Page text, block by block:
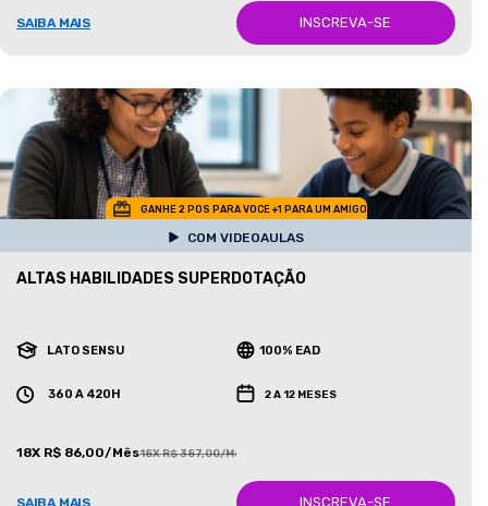
SAIBA MAIS INSCREVA-SE
GANHE 2 POS PARA VOCE +1 PARA UM AMIGO
COM VIDEOAULAS
ALTAS HABILIDADES SUPERDOTAÇÃO
LATO SENSU 100% EAD
360 A 420H 2 A 12 MESES
18X R$ 86,00/Mês18X R$ 387,00/Mês
SAIBA MAIS INSCREVA-SE